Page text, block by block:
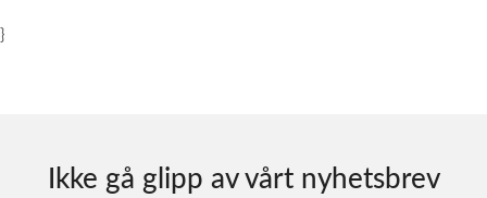
}
Ikke gå glipp av vårt nyhetsbrev